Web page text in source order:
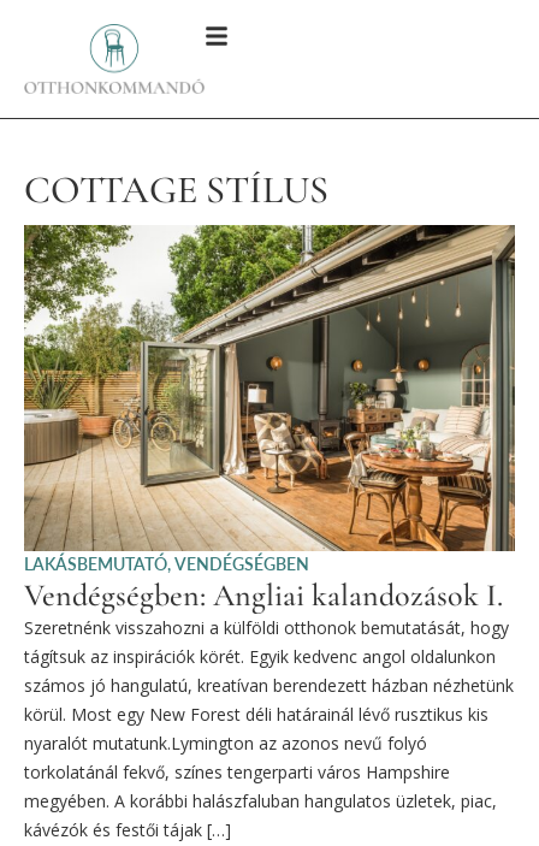
COTTAGE STÍLUS
LAKÁSBEMUTATÓ,VENDÉGSÉGBEN
Vendégségben: Angliai kalandozások I.
Szeretnénk visszahozni a külföldi otthonok bemutatását, hogy
tágítsuk az inspirációk körét. Egyik kedvenc angol oldalunkon
számos jó hangulatú, kreatívan berendezett házban nézhetünk
körül. Most egy New Forest déli határainál lévő rusztikus kis
nyaralót mutatunk.Lymington az azonos nevű folyó
torkolatánál fekvő, színes tengerparti város Hampshire
megyében. A korábbi halászfaluban hangulatos üzletek, piac,
kávézók és festői tájak […]